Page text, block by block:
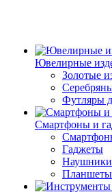
Ювелирные
Золотые
Футляры
Смартфоны и
Гаджеты
Планшеты